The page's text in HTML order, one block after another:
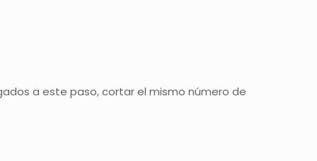
a este paso, cortar el mismo número de